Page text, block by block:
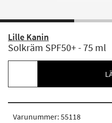
Lille Kanin
Solkräm SPF50+ - 75 ml
Varunummer: 55118